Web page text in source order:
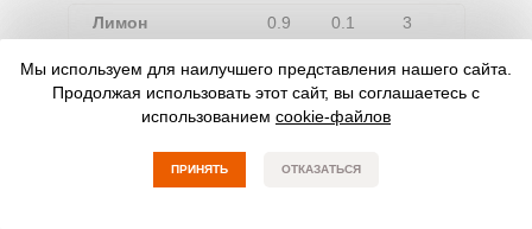
Лимон 0.9 0.1 3
Быстрый фильтр
Мы используем для наилучшего представления нашего сайта.
Продолжая использовать этот сайт, вы соглашаетесь с
использованием cookie-файлов
ПРИНЯТЬ ОТКАЗАТЬСЯ